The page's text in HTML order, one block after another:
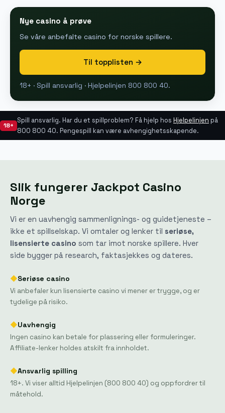
Nye casino å prøve
Se våre anbefalte casino for norske spillere.
Til topplisten →
18+ · Spill ansvarlig · Hjelpelinjen 800 800 40.
18+
Spill ansvarlig. Har du et spillproblem? Få hjelp hos Hjelpelinjen på
800 800 40. Pengespill kan være avhengighetsskapende.
Slik fungerer Jackpot Casino
Norge
Vi er en uavhengig sammenlignings- og guidetjeneste –
ikke et spillselskap. Vi omtaler og lenker til seriøse,
lisensierte casino som tar imot norske spillere. Hver
side bygger på research, faktasjekkes og dateres.
◆Seriøse casino
Vi anbefaler kun lisensierte casino vi mener er trygge, og er
tydelige på risiko.
◆Uavhengig
Ingen casino kan betale for plassering eller formuleringer.
Affiliate-lenker holdes atskilt fra innholdet.
◆Ansvarlig spilling
18+. Vi viser alltid Hjelpelinjen (800 800 40) og oppfordrer til
måtehold.